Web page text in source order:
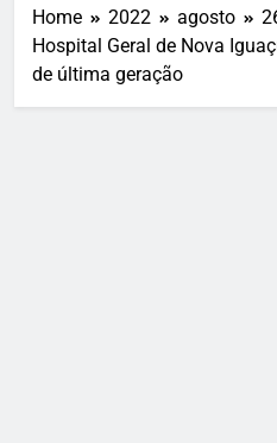
Home 2022 agosto
Hospital Geral de Nova
de última geração